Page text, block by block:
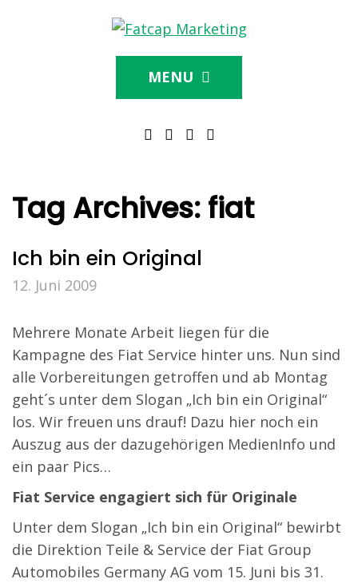
MENU
Tag Archives: fiat
Ich bin ein Original
12. Juni 2009
Mehrere Monate Arbeit liegen für die
Kampagne des Fiat Service hinter uns. Nun sind
alle Vorbereitungen getroffen und ab Montag
geht´s unter dem Slogan „Ich bin ein Original“
los. Wir freuen uns drauf! Dazu hier noch ein
Auszug aus der dazugehörigen MedienInfo und
ein paar Pics…
Fiat Service engagiert sich für Originale
Unter dem Slogan „Ich bin ein Original“ bewirbt
die Direktion Teile & Service der Fiat Group
Automobiles Germany AG vom 15. Juni bis 31.